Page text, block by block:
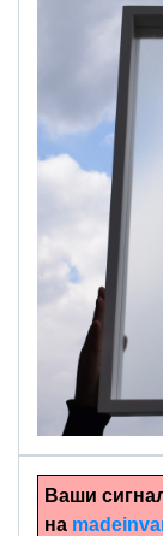
Ваши
на